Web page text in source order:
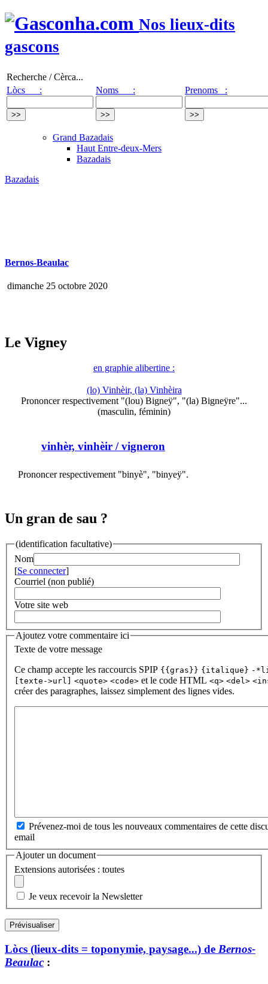
Nos lieux-dits
gascons
Recherche / Cèrca...
Lòcs :
Noms : Prenoms :
Grand Bazadais
Haut Entre-deux-Mers
Bazadais
Bazadais
Bernos-Beaulac
dimanche 25 octobre 2020
Le Vigney
en graphie alibertine :
(lo) Vinhèir, (la) Vinhèira
Prononcer respectivement "(lou) Bigneÿ", "(la) Bigneÿre"...
(masculin, féminin)
vinhèr, vinhèir / vigneron
Prononcer respectivement "binyè", "binyeÿ".
Un gran de sau ?
(identification facultative)
Nom
[Se connecter]
Courriel (non publié)
Votre site web
Ajoutez votre commentaire ici
Texte de votre message
Ce champ accepte les raccourcis SPIP {{gras}} {italique} -
[texte->url]
<quote> <code> et le code HTML <q> <del>
créer des paragraphes, laissez simplement des lignes vides.
Prévenez-moi de tous les nouveaux commentaires de cette
email
Ajouter un document
Extensions autorisées : toutes
Je veux recevoir la Newsletter
Lòcs (lieux-dits = toponymie, paysage...) de Bernos-
Beaulac :